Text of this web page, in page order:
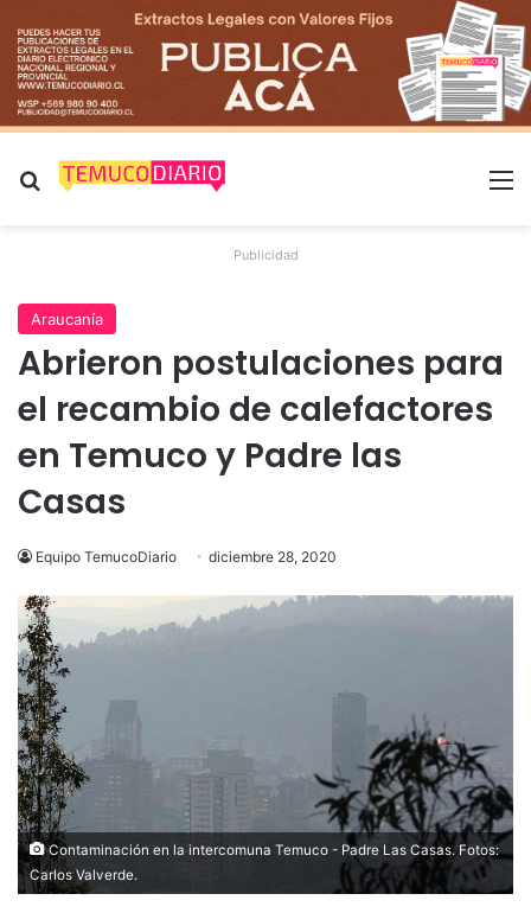
Buscar por
Publicidad
Araucanía
Abrieron postulaciones para
el recambio de calefactores
en Temuco y Padre las
Casas
Equipo TemucoDiario diciembre 28, 2020
Contaminación en la intercomuna Temuco - Padre Las Casas. Fotos:
Carlos Valverde.